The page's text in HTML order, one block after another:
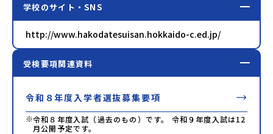
学校のサイト・SNS
http://www.hakodatesuisan.hokkaido-c.ed.jp/
受検要項関連資料
令和８年度入学者選抜募集要項
※令和８年度入試（過去のもの）です。 令和９年度入試は12
月公開予定です。